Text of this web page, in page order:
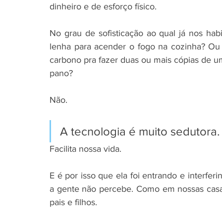
dinheiro e de esforço físico.
No grau de sofisticação ao qual já nos
lenha para acender o fogo na cozinha?
carbono pra fazer duas ou mais cópias de
pano?
Não.
A tecnologia é muito
Facilita nossa vida.
E é por isso que ela foi entrando e
a gente não percebe. Como em nossas
pais e filhos.